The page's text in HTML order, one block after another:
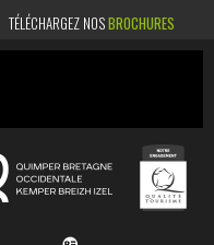
TÉLÉCHARGEZ NOSBROCHURES